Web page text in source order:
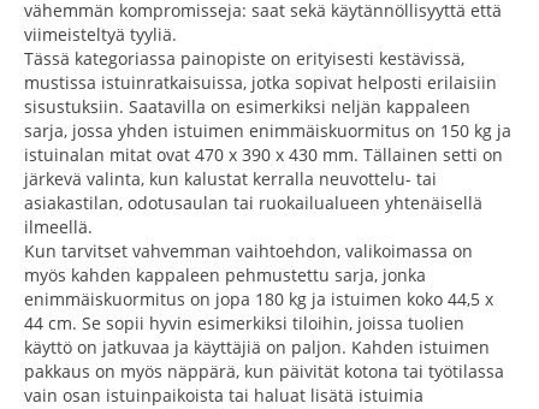
vähemmän kompromisseja: saat sekä käytännöllisyyttä että
viimeisteltyä tyyliä.
Tässä kategoriassa painopiste on erityisesti kestävissä,
mustissa istuinratkaisuissa, jotka sopivat helposti erilaisiin
sisustuksiin. Saatavilla on esimerkiksi neljän kappaleen
sarja, jossa yhden istuimen enimmäiskuormitus on 150 kg ja
istuinalan mitat ovat 470 x 390 x 430 mm. Tällainen setti on
järkevä valinta, kun kalustat kerralla neuvottelu- tai
asiakastilan, odotusaulan tai ruokailualueen yhtenäisellä
ilmeellä.
Kun tarvitset vahvemman vaihtoehdon, valikoimassa on
myös kahden kappaleen pehmustettu sarja, jonka
enimmäiskuormitus on jopa 180 kg ja istuimen koko 44,5 x
44 cm. Se sopii hyvin esimerkiksi tiloihin, joissa tuolien
käyttö on jatkuvaa ja käyttäjiä on paljon. Kahden istuimen
pakkaus on myös näppärä, kun päivität kotona tai työtilassa
vain osan istuinpaikoista tai haluat lisätä istuimia